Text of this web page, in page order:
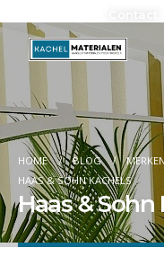
HOME BLOG MERKEN
HAAS & SOHN KACHELS
Haas & Sohn